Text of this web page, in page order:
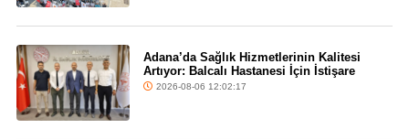
Adana’da Sağlık Hizmetlerinin Kalitesi
Artıyor: Balcalı Hastanesi İçin İstişare
2026-08-06 12:02:17